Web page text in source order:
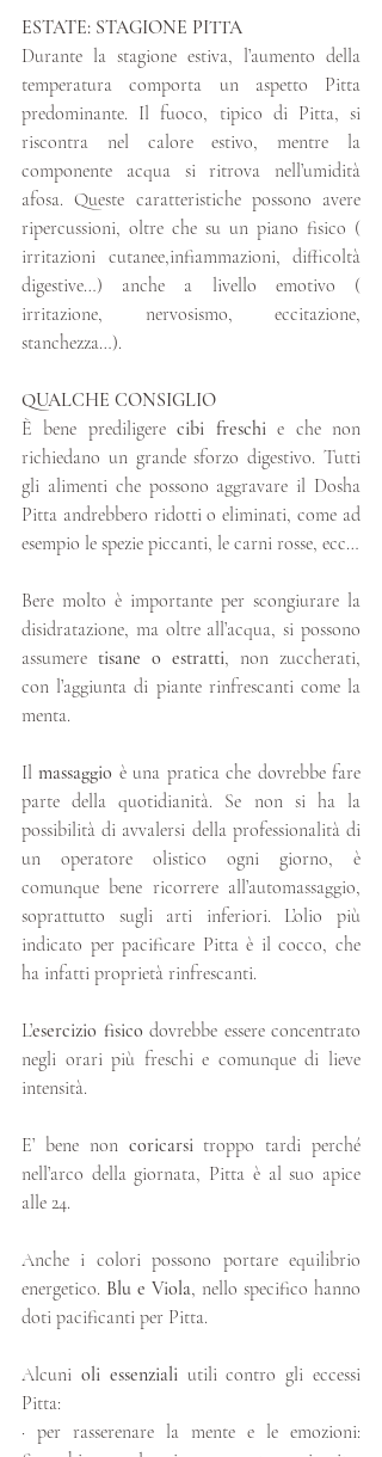
ESTATE: STAGIONE PITTA
Durante la stagione estiva, l’aumento della
temperatura comporta un aspetto Pitta
predominante. Il fuoco, tipico di Pitta, si
riscontra nel calore estivo, mentre la
componente acqua si ritrova nell’umidità
afosa. Queste caratteristiche possono avere
ripercussioni, oltre che su un piano fisico (
irritazioni cutanee,infiammazioni, difficoltà
digestive…) anche a livello emotivo (
irritazione, nervosismo, eccitazione,
stanchezza…).
QUALCHE CONSIGLIO
È bene prediligere cibi freschi e che non
richiedano un grande sforzo digestivo. Tutti
gli alimenti che possono aggravare il Dosha
Pitta andrebbero ridotti o eliminati, come ad
esempio le spezie piccanti, le carni rosse, ecc…
Bere molto è importante per scongiurare la
disidratazione, ma oltre all’acqua, si possono
assumere tisane o estratti, non zuccherati,
con l’aggiunta di piante rinfrescanti come la
menta.
Il massaggio è una pratica che dovrebbe fare
parte della quotidianità. Se non si ha la
possibilità di avvalersi della professionalità di
un operatore olistico ogni giorno, è
comunque bene ricorrere all’automassaggio,
soprattutto sugli arti inferiori. L’olio più
indicato per pacificare Pitta è il cocco, che
ha infatti proprietà rinfrescanti.
L’esercizio fisico dovrebbe essere concentrato
negli orari più freschi e comunque di lieve
intensità.
E’ bene non coricarsi troppo tardi perché
nell’arco della giornata, Pitta è al suo apice
alle 24.
Anche i colori possono portare equilibrio
energetico. Blu e Viola, nello specifico hanno
doti pacificanti per Pitta.
Alcuni oli essenziali utili contro gli eccessi
Pitta:
· per rasserenare la mente e le emozioni: